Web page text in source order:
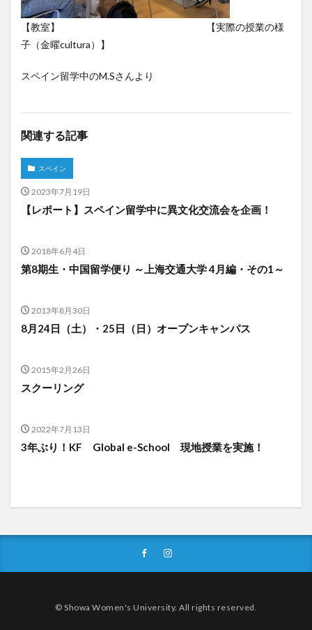
【教室】 【実際の授業の様
子（金曜cultura）】
スペイン留学中のM.Sさんより
関連する記事
スペイン
2023年7月19日
【レポート】スペイン留学中に異文化交流会を企画！
2018年6月4日
第8期生・中国留学便り ～上海交通大学 4月編・その1～
2013年8月30日
8月24日（土）・25日（日）オープンキャンパス
2015年2月26日
スクーリング
2022年7月13日
3年ぶり！KF Global e-School 現地授業を実施！
© Showa Women's University. All rights reserved.